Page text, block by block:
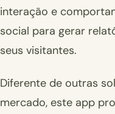
interação e
social para gerar
seus visitantes.
Diferente de outras
mercado, este app